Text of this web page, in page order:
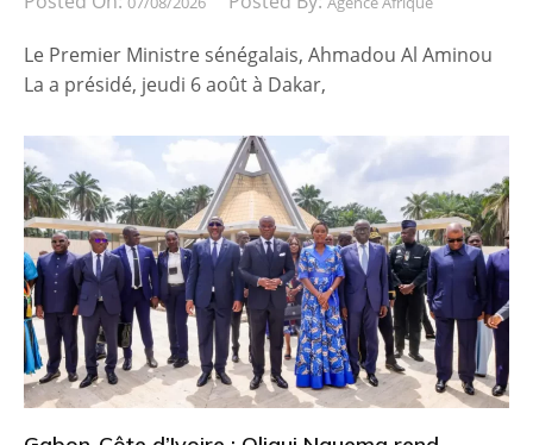
Le Premier Ministre sénégalais, Ahmadou Al Aminou
La a présidé, jeudi 6 août à Dakar,